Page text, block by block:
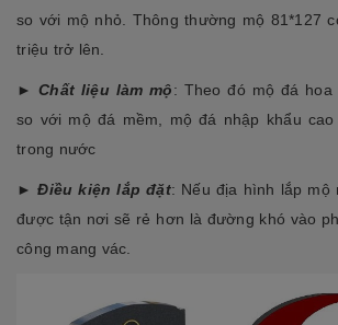
so với mộ nhỏ. Thông thường mộ 81*127
triệu trở lên.
► Chất liệu làm mộ: Theo đó mộ đá
so với mộ đá mềm, mộ đá nhập khẩu
trong nước
► Điều kiện lắp đặt: Nếu địa hình lắp mộ
được tận nơi sẽ rẻ hơn là đường khó vào
công mang vác.